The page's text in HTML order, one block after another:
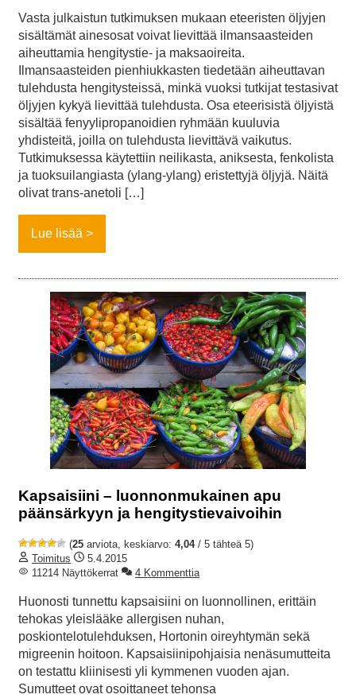
Vasta julkaistun tutkimuksen mukaan eteeristen öljyjen
sisältämät ainesosat voivat lievittää ilmansaasteiden
aiheuttamia hengitystie- ja maksaoireita.
Ilmansaasteiden pienhiukkasten tiedetään aiheuttavan
tulehdusta hengitysteissä, minkä vuoksi tutkijat testasivat
öljyjen kykyä lievittää tulehdusta. Osa eteerisistä öljyistä
sisältää fenyylipropanoidien ryhmään kuuluvia
yhdisteitä, joilla on tulehdusta lievittävä vaikutus.
Tutkimuksessa käytettiin neilikasta, aniksesta, fenkolista
ja tuoksuilangiasta (ylang-ylang) eristettyjä öljyjä. Näitä
olivat trans-anetoli […]
Lue lisää
Kapsaisiini – luonnonmukainen apu
päänsärkyyn ja hengitystievaivoihin
(25 arviota, keskiarvo: 4,04/ 5 tähteä 5)
Toimitus
5.4.2015
11214 Näyttökerrat
4 Kommenttia
Huonosti tunnettu kapsaisiini on luonnollinen, erittäin
tehokas yleislääke allergisen nuhan,
poskiontelotulehduksen, Hortonin oireyhtymän sekä
migreenin hoitoon. Kapsaisiinipohjaisia nenäsumutteita
on testattu kliinisesti yli kymmenen vuoden ajan.
Sumutteet ovat osoittaneet tehonsa